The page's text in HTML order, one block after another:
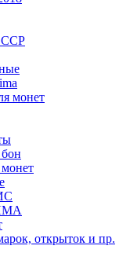
монет
монет
открыток и пр.